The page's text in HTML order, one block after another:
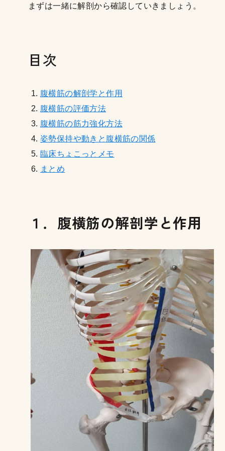
まずは一緒に解剖から確認していきましょう。
目次
腹横筋の解剖学と作用
腹横筋の評価方法
腹横筋の筋力強化方法
姿勢保持や動きと腹横筋の関係
臨床ちょこっとメモ
まとめ
１．腹横筋の解剖学と作用